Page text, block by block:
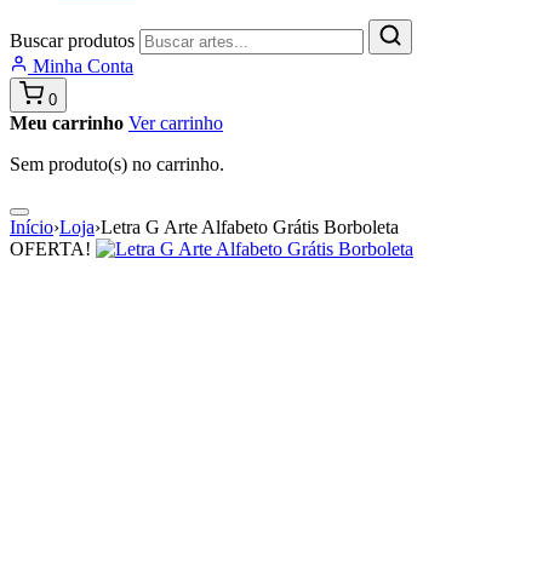
Buscar produtos
Minha Conta
0
Meu carrinho Ver carrinho
Sem produto(s) no carrinho.
Início›Loja›Letra G Arte Alfabeto Grátis Borboleta
OFERTA!